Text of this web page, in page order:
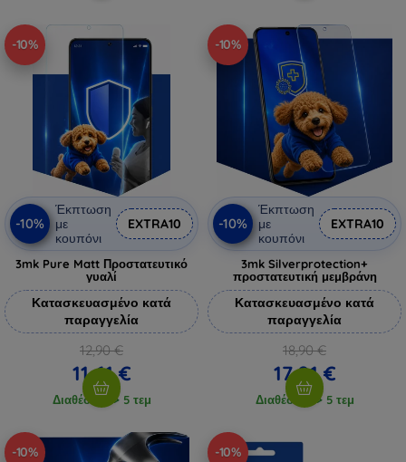
-10%
-10%
Έκπτωση
με
κουπόνι
EXTRA10
3mk Pure Matt Προστατευτικό
γυαλί
Κατασκευασμένο κατά
παραγγελία
12,90 €
11,61 €
Διαθέσιμο > 5 τεμ
-10%
-10%
Έκπτωση
με
κουπόνι
EXTRA10
3mk Silverprotection+
προστατευτική μεμβράνη
Κατασκευασμένο κατά
παραγγελία
18,90 €
17,01 €
Διαθέσιμο > 5 τεμ
-10% -10%